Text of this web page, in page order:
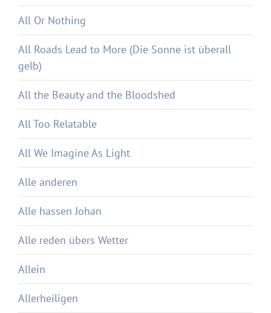
All Or Nothing
All Roads Lead to More (Die Sonne ist überall
gelb)
All the Beauty and the Bloodshed
All Too Relatable
All We Imagine As Light
Alle anderen
Alle hassen Johan
Alle reden übers Wetter
Allein
Allerheiligen